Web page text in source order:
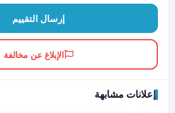
إرسال التقييم
الإبلاغ عن مخالفة
إعلانات مشابهة